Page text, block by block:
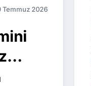
Temmuz 2026